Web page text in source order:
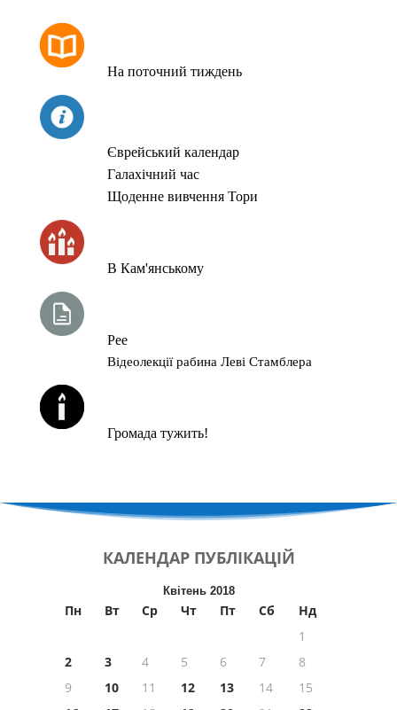
На поточний тиждень
Єврейський календар
Галахічний час
Щоденне вивчення Тори
В Кам'янському
Рее
Відеолекції рабина Леві Стамблера
Громада тужить!
КАЛЕНДАР ПУБЛІКАЦІЙ
Квітень 2018
Пн Вт Ср Чт Пт Сб
Нд
1
2
3 4 5 6 7
8
9
10 11 12 13 14
15